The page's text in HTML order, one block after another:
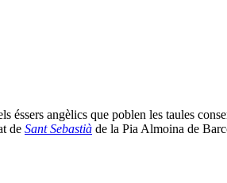
éssers angèlics que poblen les taules
de Sant Sebastià de la Pia Almoina de